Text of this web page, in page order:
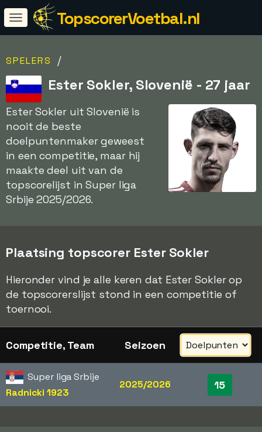
TopscorerVoetbal.nl
SPELERS /
Ester Sokler, Slovenië - 27 jaar
Ester Sokler uit Slovenië is
nooit de beste
doelpuntenmaker geweest
in een competitie, maar hij
maakte deel uit van de
topscorelijst in Super liga
Srbije 2025/2026.
Plaatsing topscorer Ester Sokler
Hieronder vind je alle keren dat Ester Sokler op
de topscorerslijst stond in een competitie of
toernooi.
Competitie, Team Seizoen
Super liga Srbije
Radnicki 1923
2025/2026 15